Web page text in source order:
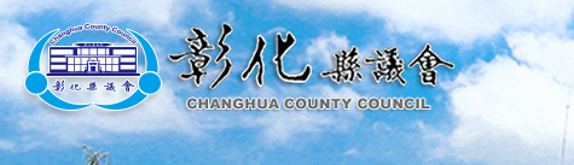
跳到主要內容區塊